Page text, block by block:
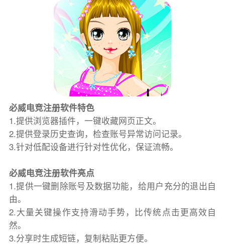
必威电竞注册软件特色
1.提供浏览器插件，一键收藏网页正文。
2.提供登录历史查询，检查账号异常访问记录。
3.针对低配设备进行针对性优化，保证流畅。
必威电竞注册软件亮点
1.提供一键删除账号及数据功能，给用户充分的退出自
由。
2.大量关键操作支持滑动手势，比传统点击更高效自
然。
3.分享时生成短链，复制粘贴更方便。